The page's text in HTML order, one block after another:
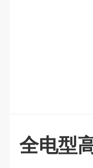
全电型